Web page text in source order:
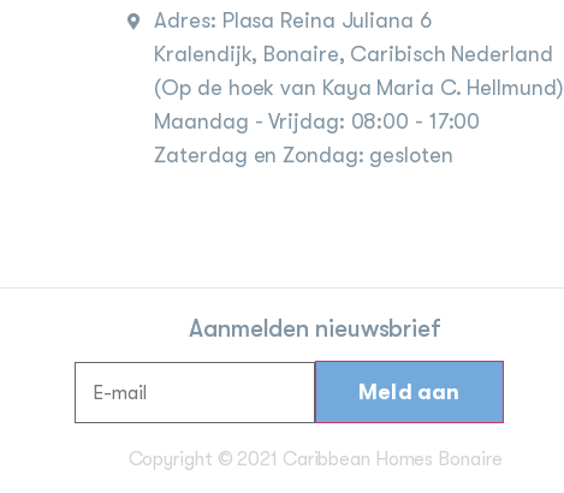
Adres: Plasa Reina Juliana 6
Kralendijk, Bonaire, Caribisch Nederland
(Op de hoek van Kaya Maria C. Hellmund)
Maandag - Vrijdag: 08:00 - 17:00
Zaterdag en Zondag: gesloten
Aanmelden nieuwsbrief
Copyright © 2021 Caribbean Homes Bonaire